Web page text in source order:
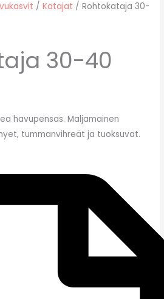
/Katajat / Rohtokataja 30-
30-40
havupensas. Maljamainen
tummanvihreät ja tuoksuvat.